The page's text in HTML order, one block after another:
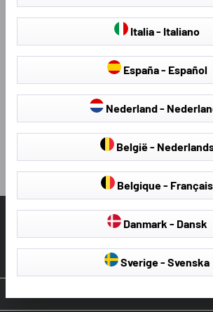
Verified Customer
Great service,fast
I definitely recommend.
HELP & ONDERSTEUNING
Contract intrekken
Italia - Italiano
España - Español
Nederland -
België -
Belgique - Français
Danmark - Dansk
Sverige - Svenska